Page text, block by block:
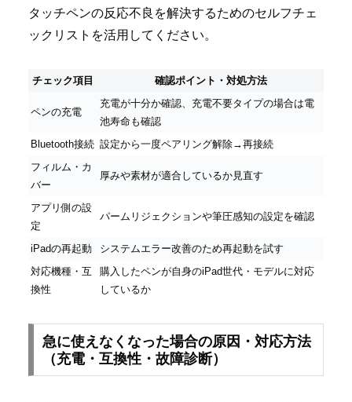
タッチペンの反応不良を解決するためのセルフチェ
ックリストを活用してください。
チェック項目 確認ポイント・対処方法
ペンの充電
充電が十分か確認、充電不要タイプの場合は電
池寿命も確認
Bluetooth接続 設定から一度ペアリング解除→再接続
フィルム・カ
バー
厚みや素材が適合しているか見直す
アプリ側の設
定
パームリジェクションや筆圧感知の設定を確認
iPadの再起動
システムエラー改善のため再起動を試す
対応機種・互
換性
購入したペンが自身のiPad世代・モデルに対応
しているか
急に使えなくなった場合の原因・対応方法
（充電・互換性・故障診断）